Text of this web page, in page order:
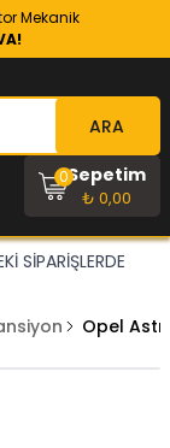
Mekanik
ARA
Sepetim
₺ 0,00
0
SİPARİŞLERDE
Opel